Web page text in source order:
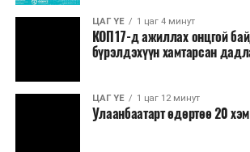
ЦАГ ҮЕ 1 цаг 4 минут
КОП17-д ажиллах онцгой
бүрэлдэхүүн хамтарсан
ЦАГ ҮЕ 1 цаг 12 минут
Улаанбаатарт өдөртөө 20